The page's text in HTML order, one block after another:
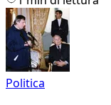
Politica